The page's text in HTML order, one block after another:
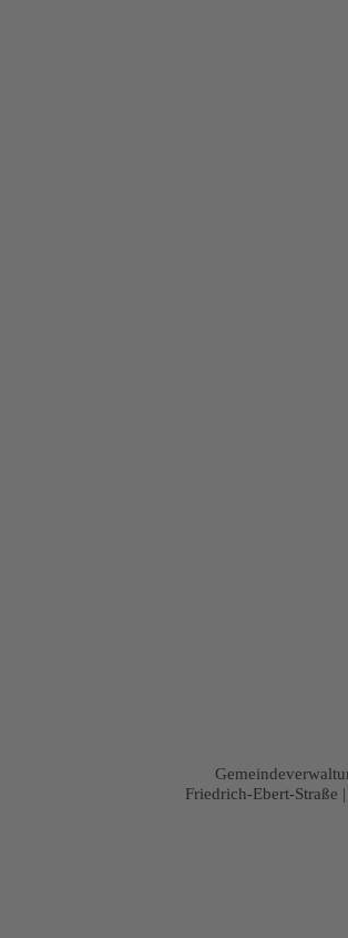
Friedrich-Ebert-Straße